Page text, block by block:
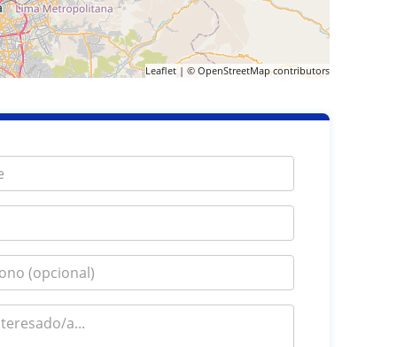
Leaflet| © OpenStreetMapcontributors